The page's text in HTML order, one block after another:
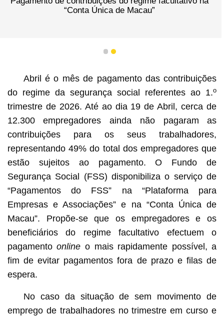
“Conta Única de Macau”
1 2
Abril é o mês de pagamento das contribuições
do regime da segurança social referentes ao 1.o
trimestre de 2026. Até ao dia 19 de Abril, cerca de
12.300 empregadores ainda não pagaram as
contribuições para os seus trabalhadores,
representando 49% do total dos empregadores que
estão sujeitos ao pagamento. O Fundo de
Segurança Social (FSS) disponibiliza o serviço de
“Pagamentos do FSS” na “Plataforma para
Empresas e Associações” e na “Conta Única de
Macau”. Propõe-se que os empregadores e os
beneficiários do regime facultativo efectuem o
pagamentoonline o mais rapidamente possível, a
fim de evitar pagamentos fora de prazo e filas de
espera.
No caso da situação de sem movimento de
emprego de trabalhadores no trimestre em curso e